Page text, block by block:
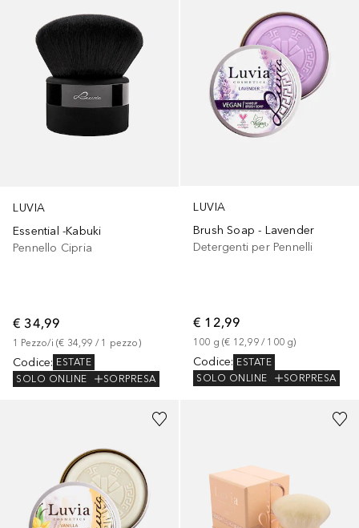
LUVIA
Essential -Kabuki
Pennello Cipria
€ 34,99
1 Pezzo/i (€ 34,99 / 1 pezzo)
Codice: ESTATE
SOLO ONLINE
SORPRESA
LUVIA
Brush Soap - Lavender
Detergenti per Pennelli
€ 12,99
100 g (€ 12,99 / 100 g)
Codice: ESTATE
SOLO ONLINE
SORPRESA